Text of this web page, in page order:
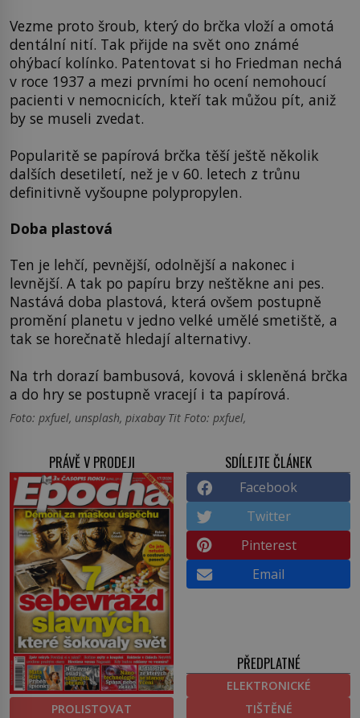
Vezme proto šroub, který do brčka vloží a omotá
dentální nití. Tak přijde na svět ono známé
ohýbací kolínko. Patentovat si ho Friedman nechá
v roce 1937 a mezi prvními ho ocení nemohoucí
pacienti v nemocnicích, kteří tak můžou pít, aniž
by se museli zvedat.
Popularitě se papírová brčka těší ještě několik
dalších desetiletí, než je v 60. letech z trůnu
definitivně vyšoupne polypropylen.
Doba plastová
Ten je lehčí, pevnější, odolnější a nakonec i
levnější. A tak po papíru brzy neštěkne ani pes.
Nastává doba plastová, která ovšem postupně
promění planetu v jedno velké umělé smetiště, a
tak se horečnatě hledají alternativy.
Na trh dorazí bambusová, kovová i skleněná brčka
a do hry se postupně vracejí i ta papírová.
Foto: pxfuel, unsplash, pixabay Tit Foto: pxfuel,
PRÁVĚ V PRODEJI
PROLISTOVAT
SDÍLEJTE ČLÁNEK
Facebook
Twitter
Pinterest
Email
PŘEDPLATNÉ
ELEKTRONICKÉ
TIŠTĚNÉ